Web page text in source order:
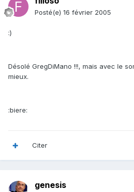
Posté(e) 16 février 2005
:)
Désolé GregDiMano !!!, mais avec le
mieux.
:biere:
Citer
genesis